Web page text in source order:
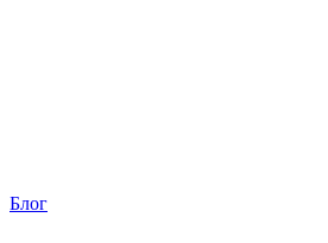
Блог